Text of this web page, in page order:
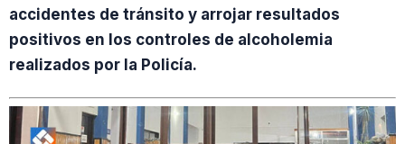
accidentes de tránsito y arrojar resultados
positivos en los controles de alcoholemia
realizados por la Policía.